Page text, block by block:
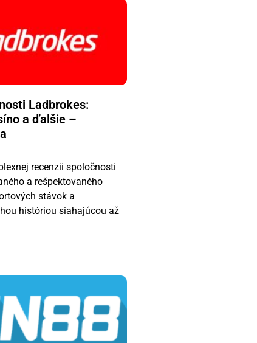
Ladbrokes:
a ďalšie –
recenzii spoločnosti
a rešpektovaného
stávok a
históriou siahajúcou až